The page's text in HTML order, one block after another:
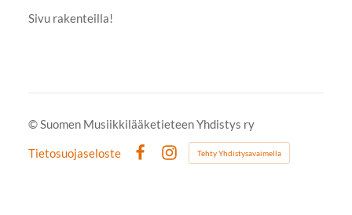
Sivu rakenteilla!
©Suomen Musiikkilääketieteen Yhdistys ry
Tietosuojaseloste
Instagram
Tehty Yhdistysavaimella